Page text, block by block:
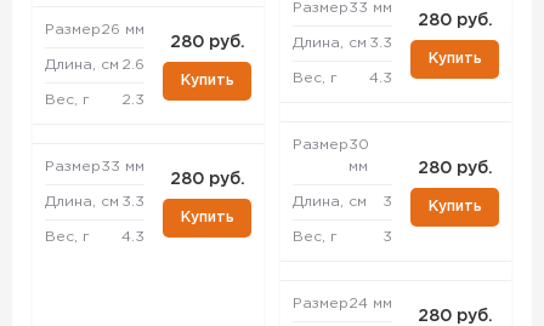
Размер26 мм
Длина, см 2.6
Вес, г 2.3
280 руб.
Купить
Размер33 мм
Длина, см 3.3
Вес, г 4.3
280 руб.
Купить
Размер33 мм
Длина, см 3.3
Вес, г 4.3
280 руб.
Купить
Размер30
мм
Длина, см 3
Вес, г 3
280 руб.
Купить
Размер24 мм
280 руб.